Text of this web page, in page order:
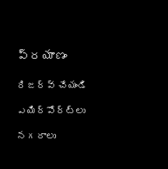
ప్రయాణం
రిజర్వ్ చేయండి
ఎయిర్؜పోర్ట్؜లు
నగరాలు